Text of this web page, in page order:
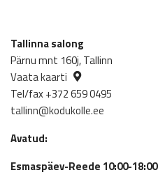
Tallinna salong
Pärnu mnt 160j, Tallinn
Vaata kaarti
Tel/fax +372 659 0495
tallinn@kodukolle.ee
Avatud:
Esmaspäev-Reede 10:00-18:00